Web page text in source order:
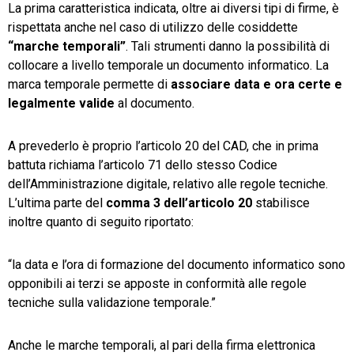
La prima caratteristica indicata, oltre ai diversi tipi di firme, è
rispettata anche nel caso di utilizzo delle cosiddette
“marche temporali”. Tali strumenti danno la possibilità di
collocare a livello temporale un documento informatico. La
marca temporale permette di associare data e ora certe e
legalmente valide al documento.
A prevederlo è proprio l’articolo 20 del CAD, che in prima
battuta richiama l’articolo 71 dello stesso Codice
dell’Amministrazione digitale, relativo alle regole tecniche.
L’ultima parte del comma 3 dell’articolo 20 stabilisce
inoltre quanto di seguito riportato:
“la data e l’ora di formazione del documento informatico sono
opponibili ai terzi se apposte in conformità alle regole
tecniche sulla validazione temporale.”
Anche le marche temporali, al pari della firma elettronica